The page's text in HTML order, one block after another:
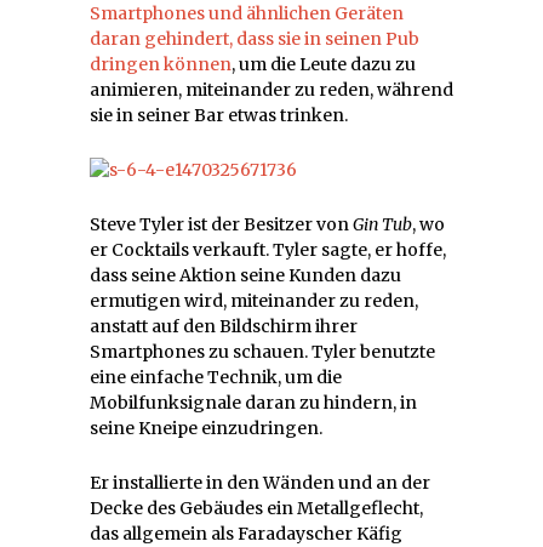
Smartphones und ähnlichen Geräten
daran gehindert, dass sie in seinen Pub
dringen können, um die Leute dazu zu
animieren, miteinander zu reden, während
sie in seiner Bar etwas trinken.
Steve Tyler ist der Besitzer vonGin Tub, wo
er Cocktails verkauft. Tyler sagte, er hoffe,
dass seine Aktion seine Kunden dazu
ermutigen wird, miteinander zu reden,
anstatt auf den Bildschirm ihrer
Smartphones zu schauen. Tyler benutzte
eine einfache Technik, um die
Mobilfunksignale daran zu hindern, in
seine Kneipe einzudringen.
Er installierte in den Wänden und an der
Decke des Gebäudes ein Metallgeflecht,
das allgemein als Faradayscher Käfig